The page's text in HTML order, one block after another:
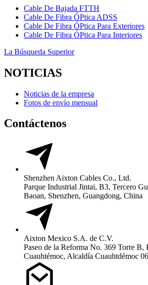
Cable De Bajada FTTH
Cable De Fibra ÓPtica ADSS
Cable De Fibra ÓPtica Para Exteriores
Cable De Fibra ÓPtica Para Interiores
La Búsqueda Superior
NOTICIAS
Noticias de la empresa
Fotos de envío mensual
Contáctenos
Shenzhen Aixton Cables Co., Ltd.
Parque Industrial Jintai, B3, Tercero
Baoan, Shenzhen, Guangdong, China
Aixton Mexico S.A. de C.V.
Paseo de la Reforma No. 369 Torre B,
Cuauhtémoc, Alcaldía Cuauhtdémoc